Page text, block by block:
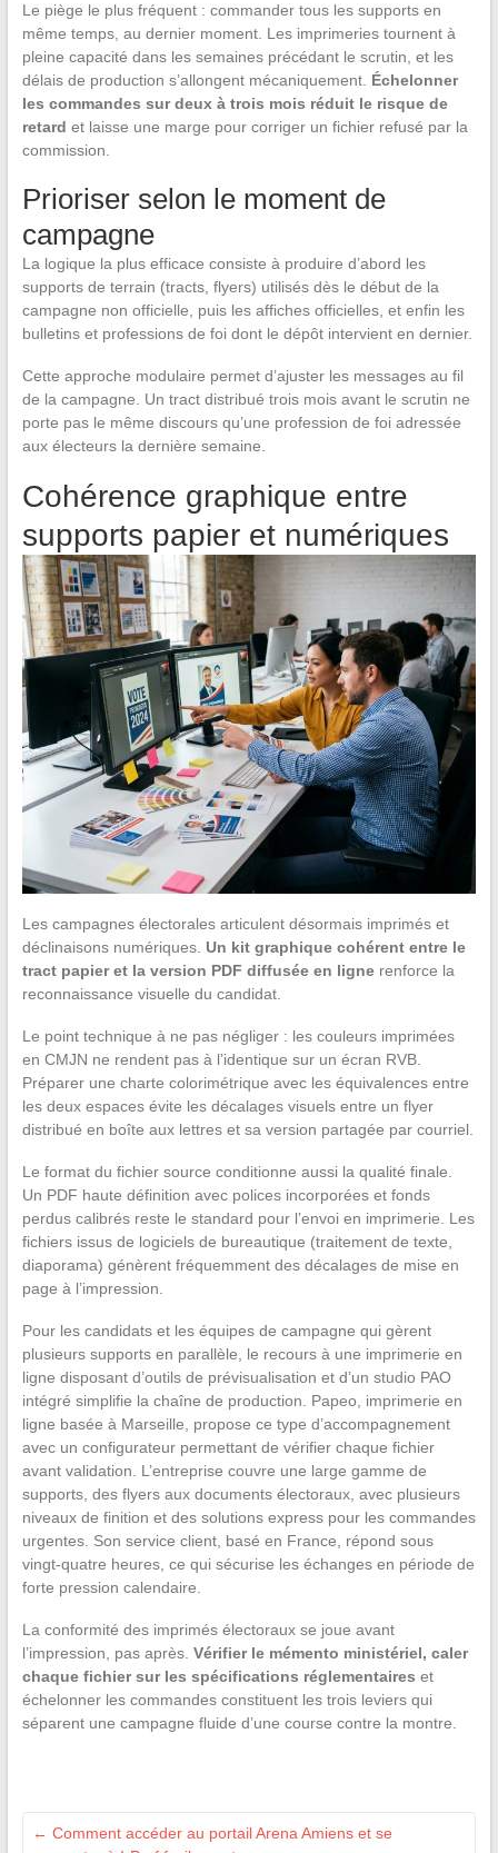
Le piège le plus fréquent : commander tous les supports en
même temps, au dernier moment. Les imprimeries tournent à
pleine capacité dans les semaines précédant le scrutin, et les
délais de production s’allongent mécaniquement. Échelonner
les commandes sur deux à trois mois réduit le risque de
retard et laisse une marge pour corriger un fichier refusé par la
commission.
Prioriser selon le moment de
campagne
La logique la plus efficace consiste à produire d’abord les
supports de terrain (tracts, flyers) utilisés dès le début de la
campagne non officielle, puis les affiches officielles, et enfin les
bulletins et professions de foi dont le dépôt intervient en dernier.
Cette approche modulaire permet d’ajuster les messages au fil
de la campagne. Un tract distribué trois mois avant le scrutin ne
porte pas le même discours qu’une profession de foi adressée
aux électeurs la dernière semaine.
Cohérence graphique entre
supports papier et numériques
Les campagnes électorales articulent désormais imprimés et
déclinaisons numériques. Un kit graphique cohérent entre le
tract papier et la version PDF diffusée en lignerenforce la
reconnaissance visuelle du candidat.
Le point technique à ne pas négliger : les couleurs imprimées
en CMJN ne rendent pas à l’identique sur un écran RVB.
Préparer une charte colorimétrique avec les équivalences entre
les deux espaces évite les décalages visuels entre un flyer
distribué en boîte aux lettres et sa version partagée par courriel.
Le format du fichier source conditionne aussi la qualité finale.
Un PDF haute définition avec polices incorporées et fonds
perdus calibrés reste le standard pour l’envoi en imprimerie. Les
fichiers issus de logiciels de bureautique (traitement de texte,
diaporama) génèrent fréquemment des décalages de mise en
page à l’impression.
Pour les candidats et les équipes de campagne qui gèrent
plusieurs supports en parallèle, le recours à une imprimerie en
ligne disposant d’outils de prévisualisation et d’un studio PAO
intégré simplifie la chaîne de production. Papeo, imprimerie en
ligne basée à Marseille, propose ce type d’accompagnement
avec un configurateur permettant de vérifier chaque fichier
avant validation. L’entreprise couvre une large gamme de
supports, des flyers aux documents électoraux, avec plusieurs
niveaux de finition et des solutions express pour les commandes
urgentes. Son service client, basé en France, répond sous
vingt-quatre heures, ce qui sécurise les échanges en période de
forte pression calendaire.
La conformité des imprimés électoraux se joue avant
l’impression, pas après. Vérifier le mémento ministériel, caler
chaque fichier sur les spécifications réglementaires et
échelonner les commandes constituent les trois leviers qui
séparent une campagne fluide d’une course contre la montre.
← Comment accéder au portail Arena Amiens et se